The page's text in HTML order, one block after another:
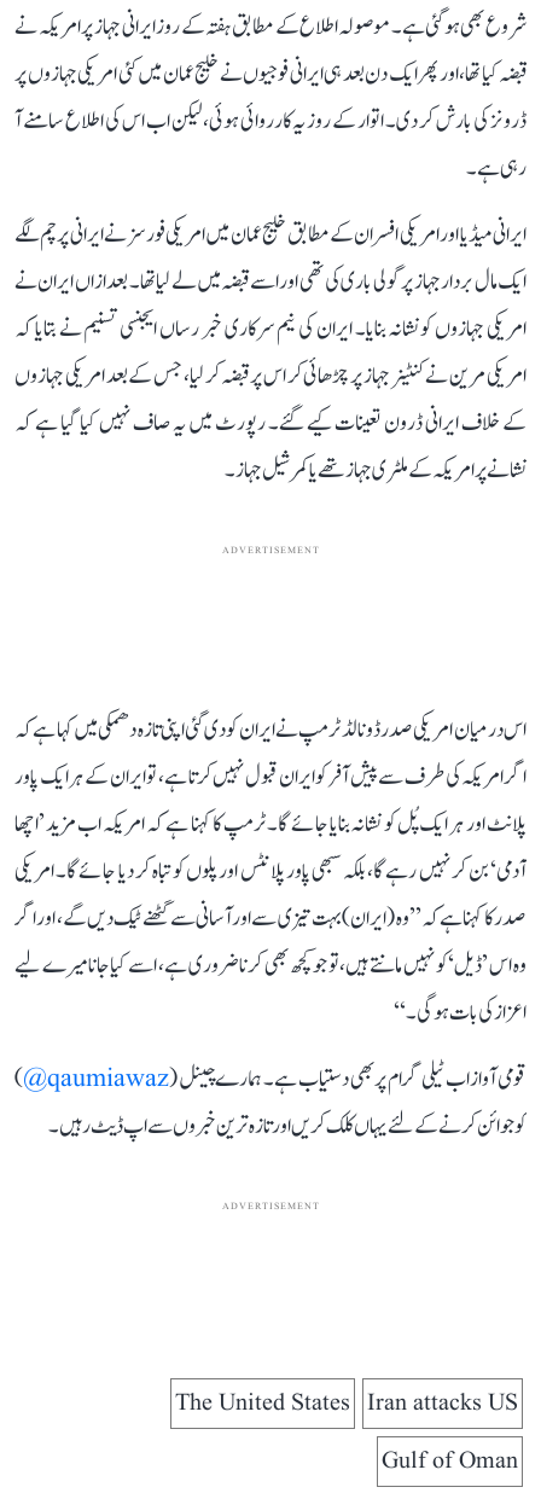
شروع بھی ہو گئی ہے۔ موصولہ اطلاع کے مطابق ہفتہ کے روز ایرانی جہاز پر امریکہ نے
قبضہ کیا تھا، اور پھر ایک دن بعد ہی ایرانی فوجیوں نے خلیج عمان میں کئی امریکی جہازوں پر
ڈرونز کی بارش کر دی۔ اتوار کے روز یہ کارروائی ہوئی، لیکن اب اس کی اطلاع سامنے آ
رہی ہے۔
ایرانی میڈیا اور امریکی افسران کے مطابق خلیج عمان میں امریکی فورسز نے ایرانی پرچم لگے
ایک مال بردار جہاز پر گولی باری کی تھی اور اسے قبضہ میں لے لیا تھا۔ بعد ازاں ایران نے
امریکی جہازوں کو نشانہ بنایا۔ ایران کی نیم سرکاری خبر رساں ایجنسی تسنیم نے بتایا کہ
امریکی مرین نے کنٹینر جہاز پر چڑھائی کر اس پر قبضہ کر لیا، جس کے بعد امریکی جہازوں
کے خلاف ایرانی ڈرون تعینات کیے گئے۔ رپورٹ میں یہ صاف نہیں کیا گیا ہے کہ
نشانے پر امریکہ کے ملٹری جہاز تھے یا کمرشیل جہاز۔
ADVERTISEMENT
اس درمیان امریکی صدر ڈونالڈ ٹرمپ نے ایران کو دی گئی اپنی تازہ دھمکی میں کہا ہے کہ
اگر امریکہ کی طرف سے پیش آفر کو ایران قبول نہیں کرتا ہے، تو ایران کے ہر ایک پاور
پلانٹ اور ہر ایک پُل کو نشانہ بنایا جائے گا۔ ٹرمپ کا کہنا ہے کہ امریکہ اب مزید ’اچھا
آدمی‘ بن کر نہیں رہے گا، بلکہ سبھی پاور پلانٹس اور پلوں کو تباہ کر دیا جائے گا۔ امریکی
صدر کا کہنا ہے کہ ’’وہ (ایران) بہت تیزی سے اور آسانی سے گھٹنے ٹیک دیں گے، اور اگر
وہ اس ’ڈیل‘ کو نہیں مانتے ہیں، تو جو کچھ بھی کرنا ضروری ہے، اسے کیا جانا میرے لیے
اعزاز کی بات ہوگی۔‘‘
قومی آواز اب ٹیلی گرام پر بھی دستیاب ہے۔ ہمارے چینل (qaumiawaz@
)
کو جوائن کرنے کے لئے یہاں کلک کریں اور تازہ ترین خبروں سے اپ ڈیٹ رہیں۔
ADVERTISEMENT
Iran attacks US
The United States
Gulf of Oman